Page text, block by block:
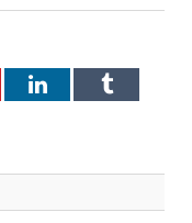
LinkedInTumblr